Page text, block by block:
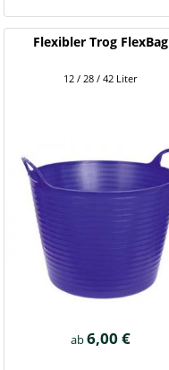
Flexibler Trog FlexBag
12 / 28 / 42 Liter
ab6,00 €